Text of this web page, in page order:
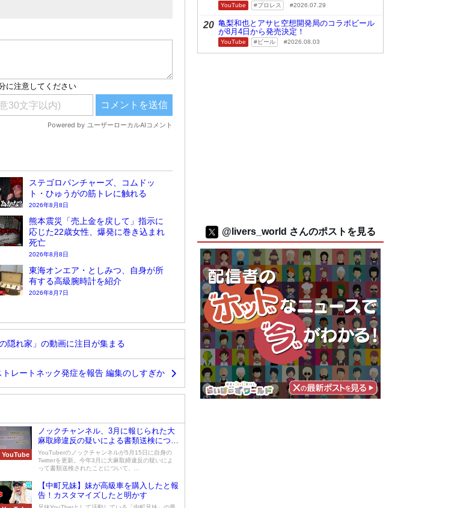
ステゴロパンチャーズ、コムドッ
ト・ひゅうがの筋トレに触れる
2026年8月8日
熊本震災「売上金を戻して」指示に
応じた22歳女性、爆発に巻き込まれ
死亡
2026年8月8日
東海オンエア・としみつ、自身が所
有する高級腕時計を紹介
2026年8月7日
隠れ家」の動画に注目が集まる
レートネック発症を報告 編集のしすぎか
YouTube
ノックチャンネル、3月に報じられた大
麻取締違反の疑いによる書類送検につい
て謝罪
YouTuberのノックチャンネルが5月15日に自身の
Twitterを更新。今年3月に大麻取締違反の疑いによ
って書類送検されたことについて、...
【中町兄妹】妹が高級車を購入したと報
告！カスタマイズしたと明かす
YouTube プロレス 2026.07.29
20 亀梨和也とアサヒ空想開発局のコラボビール
が8月4日から発売決定！
YouTube ビール 2026.08.03
@livers_world さんのポストを見る